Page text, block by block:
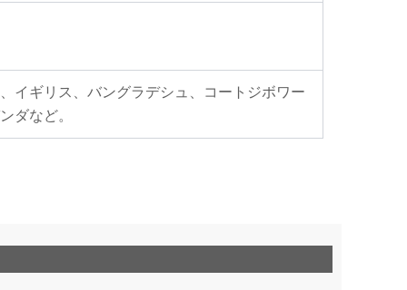
イギリス、バングラデシュ、コートジボワー
ダなど。